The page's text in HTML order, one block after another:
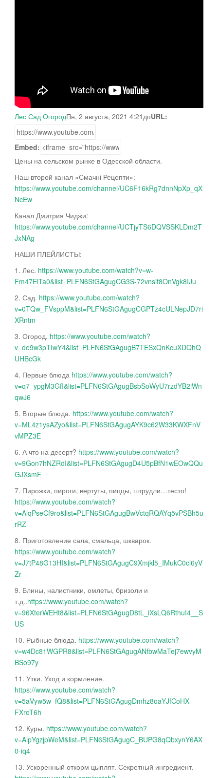
Лес Сад ОгородПн, 2 августа, 2021 4:21дпURL:
Embed:
Цены на сельском рынке в Одесской области.
Наш второй канал «Смачні Рецепти»:
https://www.youtube.com/channel/UC6F16kRg7dnnNpXp_qX
NcEw
Канал Дмитрия Чиджи:
https://www.youtube.com/channel/UCTjyTS6DQVSSKLDm2T
JxNAg
НАШИ ПЛЕЙЛИСТЫ:
1. Лес. https://www.youtube.com/watch?v=w-
Fm47EiTa0&list=PLFN6StGAgugCG3S-72vnsif8OnVgk8IJu
2. Сад. https://www.youtube.com/watch?
v=0TQw_FVsppM&list=PLFN6StGAgugCGPTz4cULNepJD7ri
XRntm
3. Огород. https://www.youtube.com/watch?
v=de9w3pTIwY4&list=PLFN6StGAgugB7TESxQnKcuXDQhQ
UHBcGk
4. Первые блюда https://www.youtube.com/watch?
v=q7_ypgM3GfI&list=PLFN6StGAgugBsbSoWyU7rzdYB2iWn
qwJ6
5. Вторые блюда. https://www.youtube.com/watch?
v=ML4z1ysAZyo&list=PLFN6StGAgugAYK9c62W33KWXFnV
vMPZ3E
6. А что на десерт? https://www.youtube.com/watch?
v=9Gon7hNZRdI&list=PLFN6StGAgugD4U5pBfN1wEOwQQu
GJXsmF
7. Пирожки, пироги, вертуты, пиццы, штрудли…тесто!
https://www.youtube.com/watch?
v=AlqPseCf9ro&list=PLFN6StGAgugBwVctqRQAYq5vPSBh5u
rRZ
8. Приготовление сала, смальца, шкварок.
https://www.youtube.com/watch?
v=J7tP48G13HI&list=PLFN6StGAgugC9Xmjkl5_IMukC0cl6yV
Zr
9. Блины, налистники, омлеты, бризоли и
т.д..https://www.youtube.com/watch?
v=96XterWEHt8&list=PLFN6StGAgugD8tL_iXsLQ6RthuI4__S
US
10. Рыбные блюда. https://www.youtube.com/watch?
v=w4Dc81WGPR8&list=PLFN6StGAgugANfbwMaTej7ewvyM
BSo97y
11. Утки. Уход и кормление.
https://www.youtube.com/watch?
v=5aVyw5w_fQ8&list=PLFN6StGAgugDmhz8oaYJfCoHX-
FXrcT6h
12. Куры. https://www.youtube.com/watch?
v=AipYgzjpWeM&list=PLFN6StGAgugC_BUPG8qQbxynY6AX
0-iq4
13. Ускоренный откорм цыплят. Секретный ингредиент.